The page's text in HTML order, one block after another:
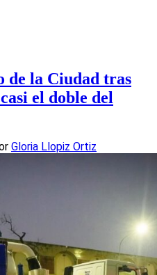
de la Ciudad tras
el doble del
Gloria Llopiz Ortiz